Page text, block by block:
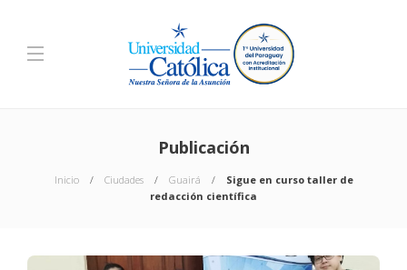
Publicación
Inicio Ciudades Guairá
Sigue en curso taller de
redacción científica